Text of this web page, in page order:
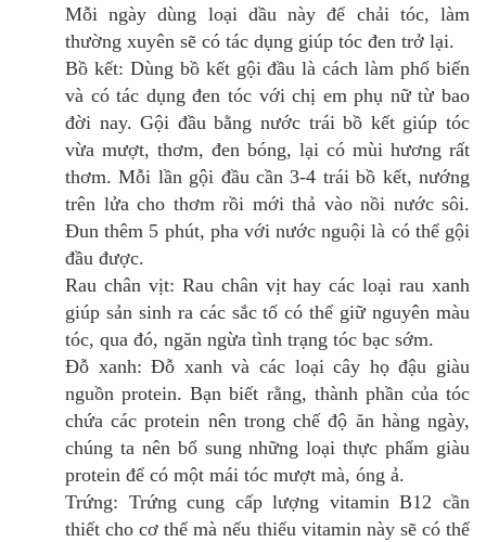
Mỗi ngày dùng loại dầu này để chải tóc, làm
thường xuyên sẽ có tác dụng giúp tóc đen trở lại.
Bồ kết: Dùng bồ kết gội đầu là cách làm phổ biến
và có tác dụng đen tóc với chị em phụ nữ từ bao
đời nay. Gội đầu bằng nước trái bồ kết giúp tóc
vừa mượt, thơm, đen bóng, lại có mùi hương rất
thơm. Mỗi lần gội đầu cần 3-4 trái bồ kết, nướng
trên lửa cho thơm rồi mới thả vào nồi nước sôi.
Đun thêm 5 phút, pha với nước nguội là có thể gội
đầu được.
Rau chân vịt: Rau chân vịt hay các loại rau xanh
giúp sản sinh ra các sắc tố có thể giữ nguyên màu
tóc, qua đó, ngăn ngừa tình trạng tóc bạc sớm.
Đỗ xanh: Đỗ xanh và các loại cây họ đậu giàu
nguồn protein. Bạn biết rằng, thành phần của tóc
chứa các protein nên trong chế độ ăn hàng ngày,
chúng ta nên bổ sung những loại thực phẩm giàu
protein để có một mái tóc mượt mà, óng ả.
Trứng: Trứng cung cấp lượng vitamin B12 cần
thiết cho cơ thể mà nếu thiếu vitamin này sẽ có thể